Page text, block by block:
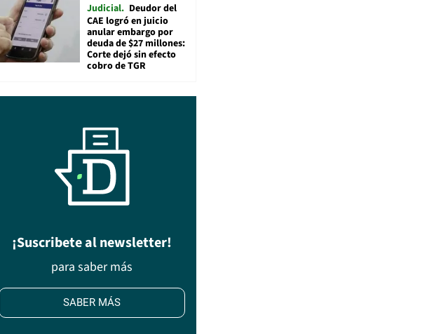
Judicial Deudor del
CAE logró en juicio
anular embargo por
deuda de $27 millones:
Corte dejó sin efecto
cobro de TGR
¡Suscribete al newsletter!
para saber más
SABER MÁS